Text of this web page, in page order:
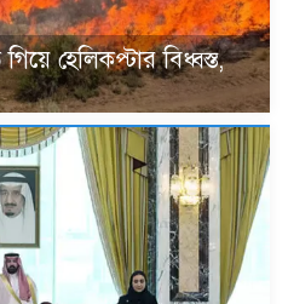
গিয়ে হেলিকপ্টার বিধ্বস্ত,